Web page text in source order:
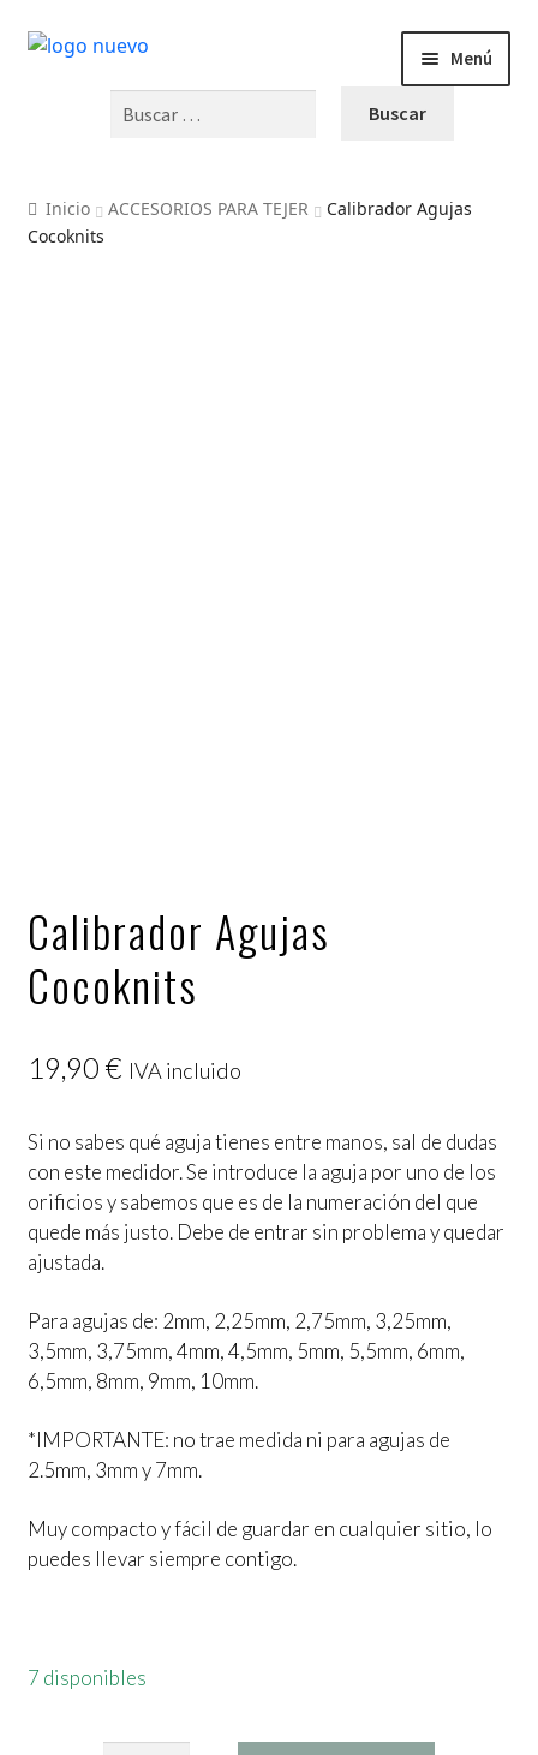
Menú
BLOG
Buscar:
Inicio ACCESORIOS PARA TEJER
Calibrador Agujas
Cocoknits
Calibrador Agujas
Cocoknits
19,90 € IVA incluido
Si no sabes qué aguja tienes entre manos, sal de dudas
con este medidor. Se introduce la aguja por uno de los
orificios y sabemos que es de la numeración del que
quede más justo. Debe de entrar sin problema y quedar
ajustada.
Para agujas de: 2mm, 2,25mm, 2,75mm, 3,25mm,
3,5mm, 3,75mm, 4mm, 4,5mm, 5mm, 5,5mm, 6mm,
6,5mm, 8mm, 9mm, 10mm.
*IMPORTANTE: no trae medida ni para agujas de
2.5mm, 3mm y 7mm.
Muy compacto y fácil de guardar en cualquier sitio, lo
puedes llevar siempre contigo.
7 disponibles